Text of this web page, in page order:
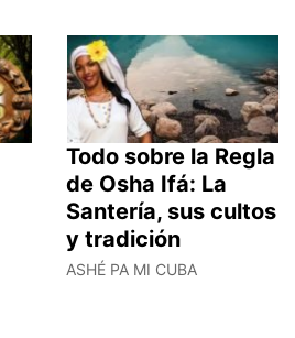
Todo sobre la Regla
de Osha Ifá: La
Santería, sus cultos
y tradición
ASHÉ PA MI CUBA